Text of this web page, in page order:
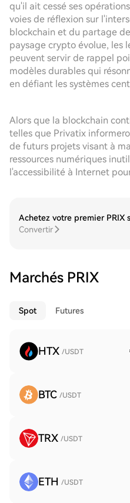
qu'il ait cessé ses
voies de réflexion sur
blockchain et du partage
paysage crypto évolue, les
peuvent servir de rappel
modèles durables qui
en défiant les systèmes
Alors que la blockchain
telles que Privatix
de futurs projets visant à
ressources numériques
l'accessibilité à Internet
Achetez votre premier PRIX
Convertir
Marchés PRIX
Spot Futures
HTX /USDT
BTC /USDT
TRX /USDT
ETH /USDT